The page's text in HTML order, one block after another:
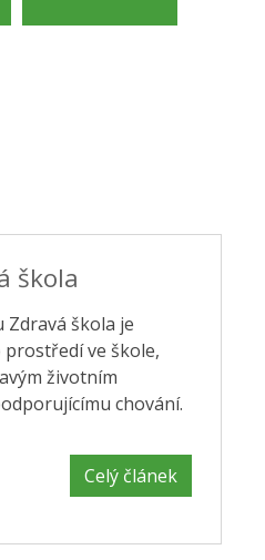
škola
škola je
ve škole,
životním
chování.
Celý článek